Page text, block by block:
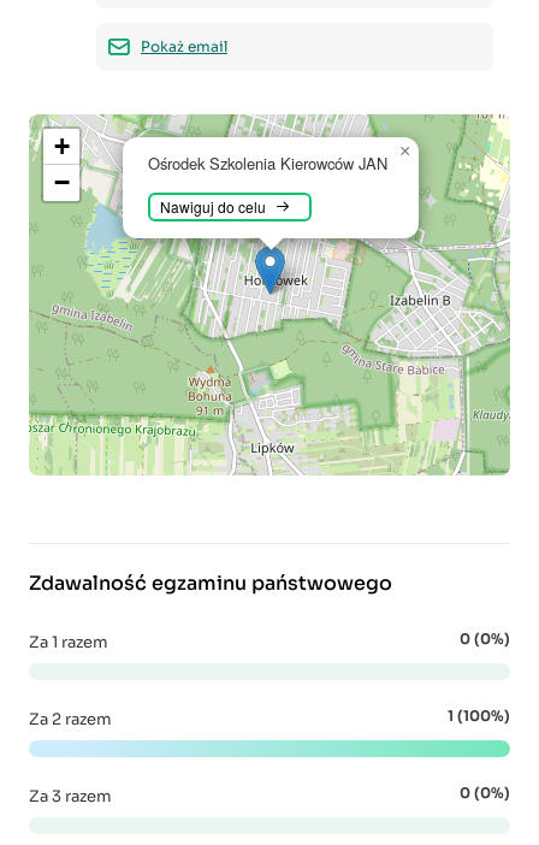
Pokaż email
Ośrodek Szkolenia Kierowców JAN
Nawiguj do celu
×
+
−
Zdawalność egzaminu państwowego
Za 1 razem 0 (0%)
Za 2 razem 1 (100%)
Za 3 razem 0 (0%)